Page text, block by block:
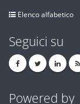
Elenco alfabetico
Seguici su
Powered by